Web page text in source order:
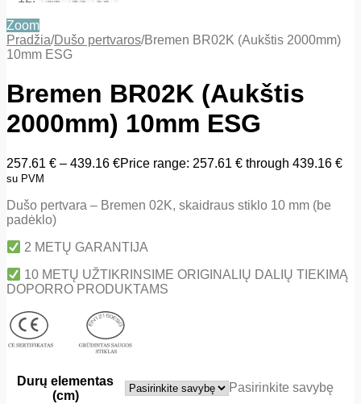
Zoom
Pradžia/Dušo pertvaros/Bremen BR02K (Aukštis 2000mm)
10mm ESG
Bremen BR02K (Aukštis
2000mm) 10mm ESG
257.61 € – 439.16 €Price range: 257.61 € through 439.16 €
su PVM
Dušo pertvara – Bremen 02K, skaidraus stiklo 10 mm (be
padėklo)
2 METŲ GARANTIJA
10 METŲ UŽTIKRINSIME ORIGINALIŲ DALIŲ TIEKIMĄ
DOPORRO PRODUKTAMS
Durų elementas
(cm)
Pasirinkite savybę